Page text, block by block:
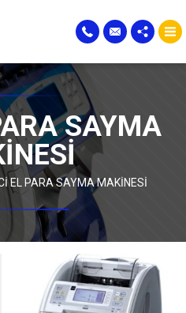
SAYMA
EL PARA SAYMA MAKİNESİ